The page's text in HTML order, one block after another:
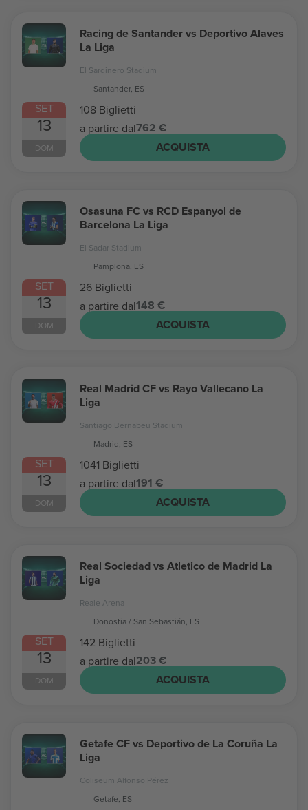
SET
13
DOM
Racing de Santander vs Deportivo Alaves
La Liga
El Sardinero Stadium
Santander, ES
108 Biglietti
a partire dal762 €
ACQUISTA
SET
13
DOM
Osasuna FC vs RCD Espanyol de
Barcelona La Liga
El Sadar Stadium
Pamplona, ES
26 Biglietti
a partire dal148 €
ACQUISTA
SET
13
DOM
Real Madrid CF vs Rayo Vallecano La
Liga
Santiago Bernabeu Stadium
Madrid, ES
1041 Biglietti
a partire dal191 €
ACQUISTA
SET
13
DOM
Real Sociedad vs Atletico de Madrid La
Liga
Reale Arena
Donostia / San Sebastián, ES
142 Biglietti
a partire dal203 €
ACQUISTA
Getafe CF vs Deportivo de La Coruña La
Liga
Coliseum Alfonso Pérez
Getafe, ES